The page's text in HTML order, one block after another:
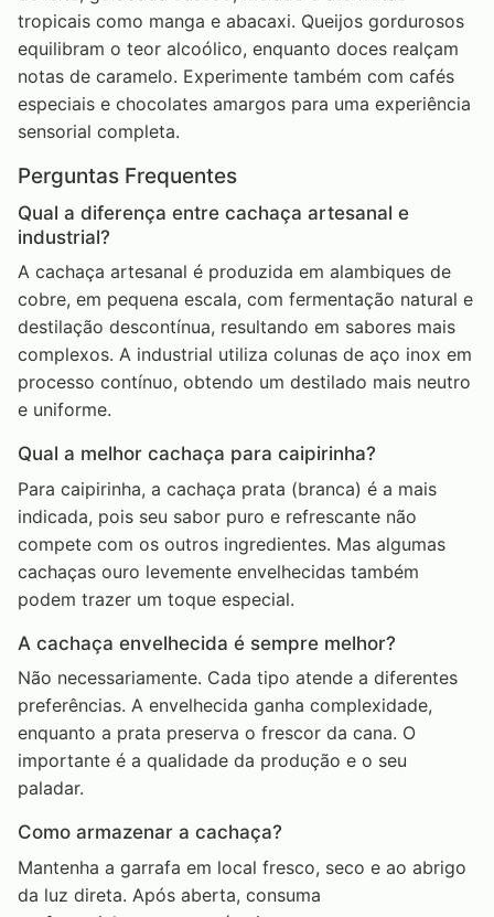
tropicais como manga e abacaxi. Queijos gordurosos
equilibram o teor alcoólico, enquanto doces realçam
notas de caramelo. Experimente também com cafés
especiais e chocolates amargos para uma experiência
sensorial completa.
Perguntas Frequentes
Qual a diferença entre cachaça artesanal e
industrial?
A cachaça artesanal é produzida em alambiques de
cobre, em pequena escala, com fermentação natural e
destilação descontínua, resultando em sabores mais
complexos. A industrial utiliza colunas de aço inox em
processo contínuo, obtendo um destilado mais neutro
e uniforme.
Qual a melhor cachaça para caipirinha?
Para caipirinha, a cachaça prata (branca) é a mais
indicada, pois seu sabor puro e refrescante não
compete com os outros ingredientes. Mas algumas
cachaças ouro levemente envelhecidas também
podem trazer um toque especial.
A cachaça envelhecida é sempre melhor?
Não necessariamente. Cada tipo atende a diferentes
preferências. A envelhecida ganha complexidade,
enquanto a prata preserva o frescor da cana. O
importante é a qualidade da produção e o seu
paladar.
Como armazenar a cachaça?
Mantenha a garrafa em local fresco, seco e ao abrigo
da luz direta. Após aberta, consuma